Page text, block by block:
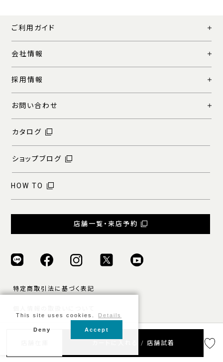
カートに入れる / 店舗試着
ご利用ガイド
会社情報
採用情報
お問い合わせ
カタログ
ショップブログ
HOW TO
店舗一覧・来店予約
特定商取引法に基づく表記
ご利用規約
This site uses cookies. Details
Deny Accept